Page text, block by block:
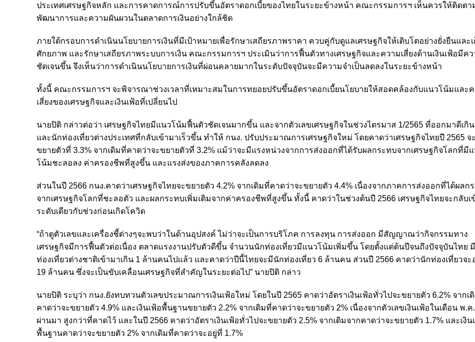
ประเทศเศรษฐกิจหลัก และการคาดการณ์การปรับขึ้นอัตราดอกเบี้ยของไทยในระยะข้างหน้า คณะกรรมการฯ เห็นควรให้ติดตา
พัฒนาการและความผันผวนในตลาดการเงินอย่างใกล้ชิด
ภายใต้กรอบการดำเนินนโยบายการเงินที่มีเป้าหมายเพื่อรักษาเสถียรภาพราคา ควบคู่กับดูแลเศรษฐกิจให้เติบโตอย่างยั่งยืนและ
ศักยภาพ และรักษาเสถียรภาพระบบการเงิน คณะกรรมการฯ ประเมินว่าการฟื้นตัวทางเศรษฐกิจและความเสี่ยงด้านเงินเฟ้อมีคว
ชัดเจนขึ้น จึงเห็นว่าการดำเนินนโยบายการเงินที่ผ่อนคลายมากในระดับปัจจุบันจะมีความจำเป็นลดลงในระยะข้างหน้า
ทั้งนี้ คณะกรรมการฯ จะพิจารณาช่วงเวลาที่เหมาะสมในการทยอยปรับขึ้นอัตราดอกเบี้ยนโยบายให้สอดคล้องกับแนวโน้มและ
เสี่ยงของเศรษฐกิจและเงินเฟ้อที่เปลี่ยนไป
นายปิติ กล่าวต่อว่า เศรษฐกิจไทยมีแนวโน้มฟื้นตัวชัดเจนมากขึ้น และจากตัวเลขเศรษฐกิจในช่วงไตรมาส 1/2565 ที่ออกมาดีเกิ
และนักท่องเที่ยวต่างประเทศที่กลับเข้ามาเร็วขึ้น ทำให้ กนง. ปรับประมาณการเศรษฐกิจใหม่ โดยคาดว่าเศรษฐกิจไทยปี 2565 จะ
ขยายตัวที่ 3.3% จากเดิมที่คาดว่าจะขยายตัวที่ 3.2% แม้ว่าจะมีแรงหน่วงจากการส่งออกที่ได้รับผลกระทบจากเศรษฐกิจโลกที่มี
โน้มชะลอลง ค่าครองชีพที่สูงขึ้น และแรงส่งของภาคการคลังลดลง
ส่วนในปี 2566 กนง.คาดว่าเศรษฐกิจไทยจะขยายตัว 4.2% จากเดิมที่คาดว่าจะขยายตัว 4.4% เนื่องจากภาคการส่งออกที่ได้ผลก
จากเศรษฐกิจโลกที่ชะลอตัว และผลกระทบเพิ่มเติมจากค่าครองชีพที่สูงขึ้น ทั้งนี้ คาดว่าในช่วงต้นปี 2566 เศรษฐกิจไทยจะกลับเ
ระดับเดียวกับช่วงก่อนเกิดโควิด
“ถ้าดูตัวเลขและเครื่องชี้ต่างๆจะพบว่าในด้านอุปสงค์ ไม่ว่าจะเป็นการบริโภค การลงทุน การส่งออก มีสัญญาณว่ากิจกรรมทาง
เศรษฐกิจมีการฟื้นตัวต่อเนื่อง ตลาดแรงงานปรับตัวดีขึ้น จำนวนนักท่องเที่ยวมีแนวโน้มเพิ่มขึ้น โดยตั้งแต่ต้นปีจนถึงปัจจุบันไทย
ท่องเที่ยวต่างชาติเข้ามาเกิน 1 ล้านคนไปแล้ว และคาดว่าปีนี้ไทยจะมีนักท่องเที่ยว 6 ล้านคน ส่วนปี 2566 คาดว่านักท่องเที่ยวจะ
19 ล้านคน ซึ่งจะเป็นขับเคลื่อนเศรษฐกิจที่สำคัญในระยะต่อไป” นายปิติ กล่าว
นายปิติ ระบุว่า กนง.ยังทบทวนตัวเลขประมาณการเงินเฟ้อใหม่ โดยในปี 2565 คาดว่าอัตราเงินเฟ้อทั่วไปจะขยายตัว 6.2% จากเ
คาดว่าจะขยายตัว 4.9% และเงินเฟ้อพื้นฐานขยายตัว 2.2% จากเดิมที่คาดว่าจะขยายตัว 2% เนื่องจากตัวเลขเงินเฟ้อในเดือน พ.ค
ผ่านมา สูงกว่าที่คาดไว้ และในปี 2566 คาดว่าอัตราเงินเฟ้อทั่วไปจะขยายตัว 2.5% จากเดิมจากคาดว่าจะขยายตัว 1.7% และเงิน
พื้นฐานคาดว่าจะขยายตัว 2% จากเดิมที่คาดว่าจะอยู่ที่ 1.7%